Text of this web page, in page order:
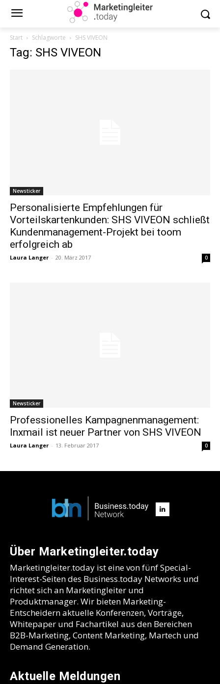
Start Schlagworte SHS VIVEON
Tag: SHS VIVEON
Newsticker
Personalisierte Empfehlungen für
Vorteilskartenkunden: SHS VIVEON schließt
Kundenmanagement-Projekt bei toom
erfolgreich ab
Laura Langer - 20. März 2017 0
Newsticker
Professionelles Kampagnenmanagement:
Inxmail ist neuer Partner von SHS VIVEON
Laura Langer - 13. Februar 2017 0
Über Marketingleiter.today
Marketingleiter.today ist eine von fünf Special-
Interest-Seiten des Business.today Networks und
richtet sich an Marketingleiter und
Produktmanager. Wir bieten Marketing-
Entscheidern aktuelle Konferenzen, Vorträge,
Whitepaper und Fachartikel aus den Bereichen
B2B-Marketing, Content Marketing, Martech und
Demand Generation.
Aktuelle Meldungen